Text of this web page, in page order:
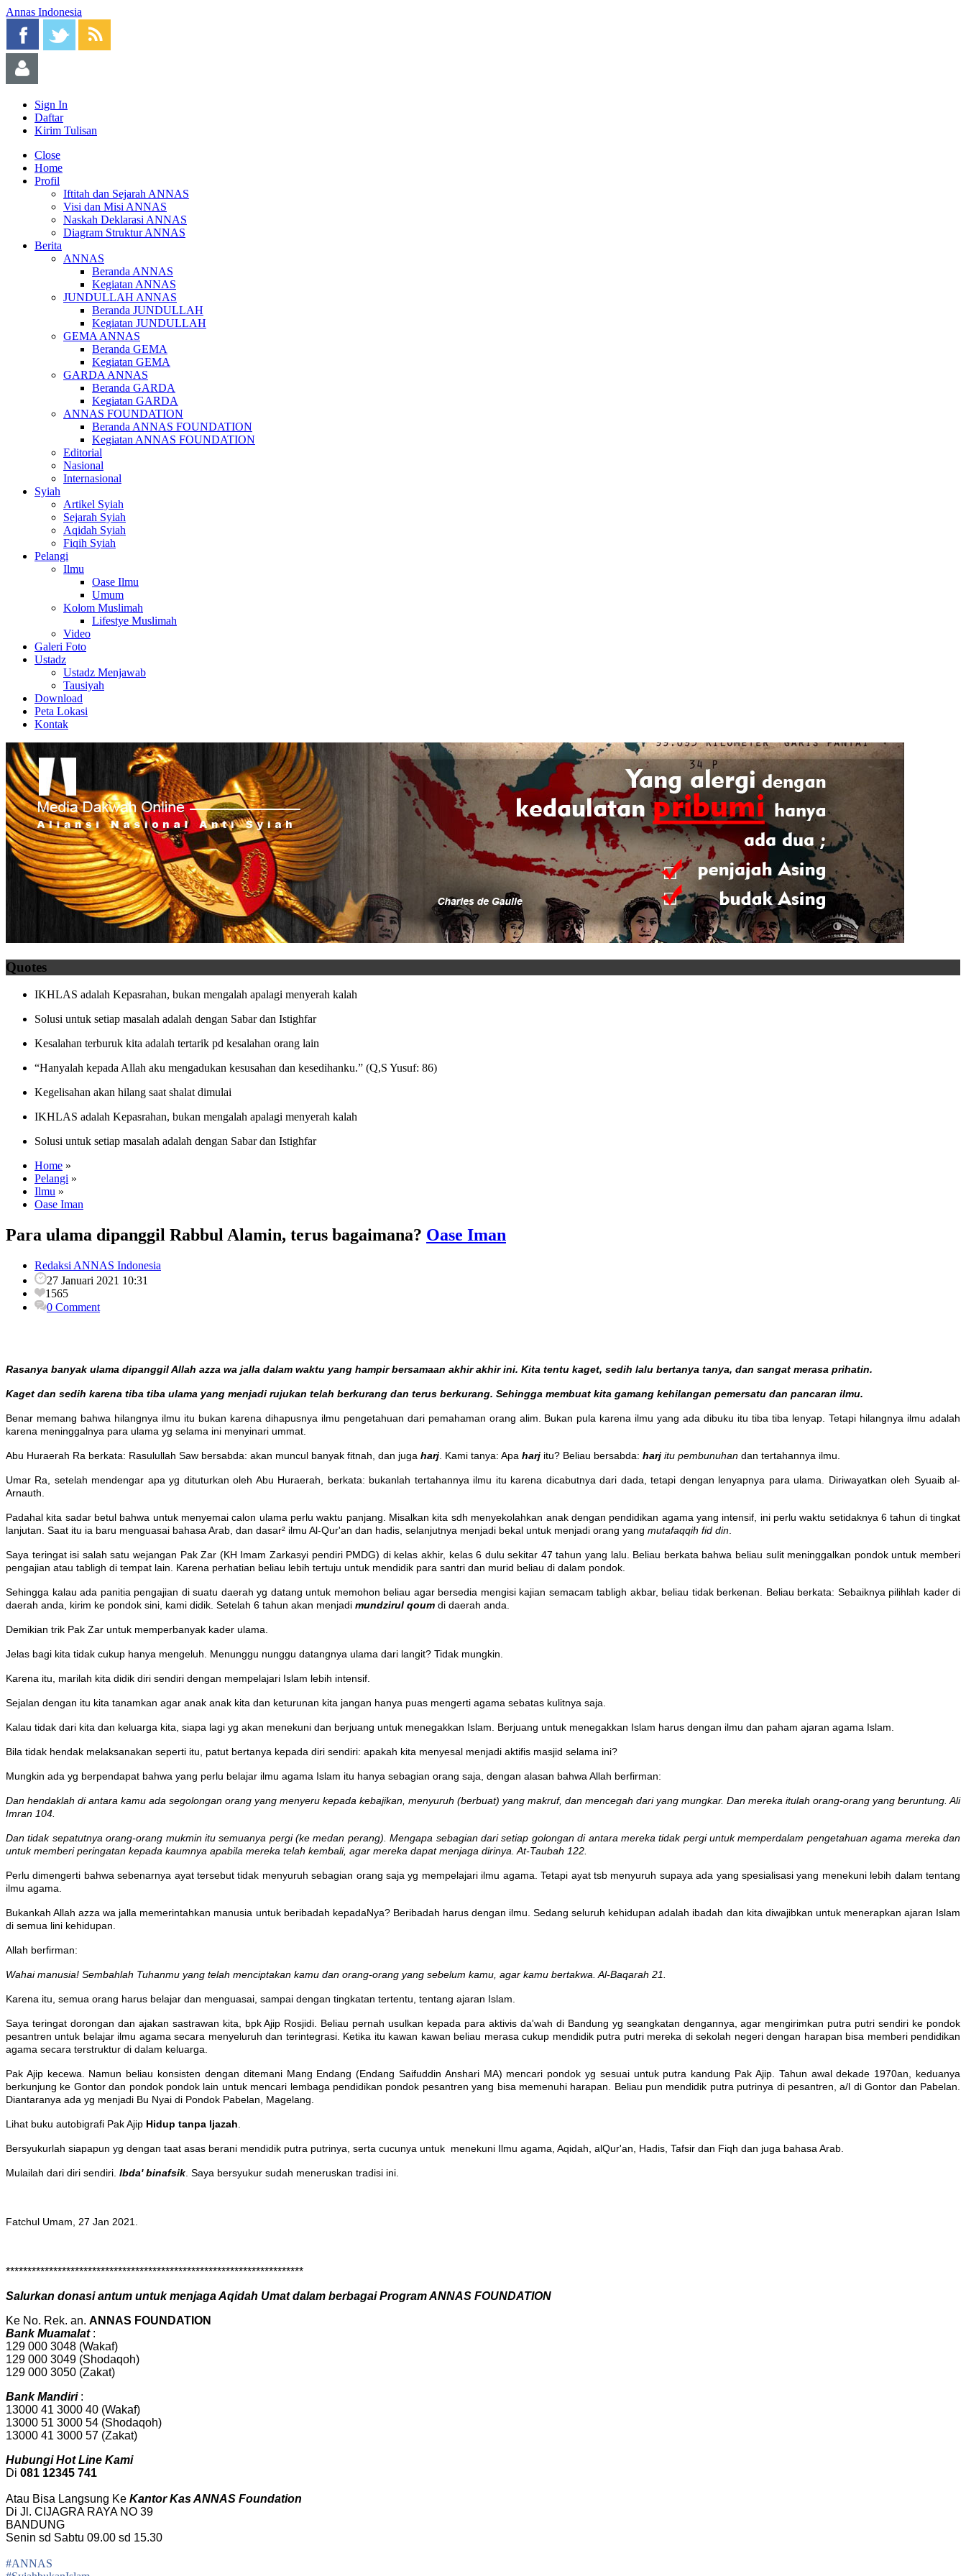
Annas Indonesia
Sign In
Daftar
Kirim Tulisan
Close
Home
Profil
Iftitah dan Sejarah ANNAS
Visi dan Misi ANNAS
Naskah Deklarasi ANNAS
Diagram Struktur ANNAS
Berita
ANNAS
Beranda ANNAS
Kegiatan ANNAS
JUNDULLAH ANNAS
Beranda JUNDULLAH
Kegiatan JUNDULLAH
GEMA ANNAS
Beranda GEMA
Kegiatan GEMA
GARDA ANNAS
Beranda GARDA
Kegiatan GARDA
ANNAS FOUNDATION
Beranda ANNAS FOUNDATION
Kegiatan ANNAS FOUNDATION
Editorial
Nasional
Internasional
Syiah
Artikel Syiah
Sejarah Syiah
Aqidah Syiah
Fiqih Syiah
Pelangi
Ilmu
Oase Ilmu
Umum
Kolom Muslimah
Lifestye Muslimah
Video
Galeri Foto
Ustadz
Ustadz Menjawab
Tausiyah
Download
Peta Lokasi
Kontak
Quotes
IKHLAS adalah Kepasrahan, bukan mengalah apalagi menyerah kalah
Solusi untuk setiap masalah adalah dengan Sabar dan Istighfar
Kesalahan terburuk kita adalah tertarik pd kesalahan orang lain
“Hanyalah kepada Allah aku mengadukan kesusahan dan kesedihanku.” (Q,S Yusuf: 86)
Kegelisahan akan hilang saat shalat dimulai
IKHLAS adalah Kepasrahan, bukan mengalah apalagi menyerah kalah
Solusi untuk setiap masalah adalah dengan Sabar dan Istighfar
Home »
Pelangi »
Ilmu »
Oase Iman
Para ulama dipanggil Rabbul Alamin, terus bagaimana? Oase Iman
Redaksi ANNAS Indonesia
27 Januari 2021 10:31
1565
0 Comment
Rasanya banyak ulama dipanggil Allah azza wa jalla dalam waktu yang hampir bersamaan akhir akhir ini. Kita tentu kaget, sedih lalu bertanya tanya, dan sangat merasa prihatin.
Kaget dan sedih karena tiba tiba ulama yang menjadi rujukan telah berkurang dan terus berkurang. Sehingga membuat kita gamang kehilangan pemersatu dan pancaran ilmu.
Benar memang bahwa hilangnya ilmu itu bukan karena dihapusnya ilmu pengetahuan dari pemahaman orang alim. Bukan pula karena ilmu yang ada dibuku itu tiba tiba lenyap. Tetapi hilangnya ilmu adalah
karena meninggalnya para ulama yg selama ini menyinari ummat.
Abu Huraerah Ra berkata: Rasulullah Saw bersabda: akan muncul banyak fitnah, dan juga harj. Kami tanya: Apa harj itu? Beliau bersabda: harj itu pembunuhan dan tertahannya ilmu.
Umar Ra, setelah mendengar apa yg dituturkan oleh Abu Huraerah, berkata: bukanlah tertahannya ilmu itu karena dicabutnya dari dada, tetapi dengan lenyapnya para ulama. Diriwayatkan oleh Syuaib al-
Arnauth.
Padahal kita sadar betul bahwa untuk menyemai calon ulama perlu waktu panjang. Misalkan kita sdh menyekolahkan anak dengan pendidikan agama yang intensif, ini perlu waktu setidaknya 6 tahun di tingkat
lanjutan. Saat itu ia baru menguasai bahasa Arab, dan dasar² ilmu Al-Qur'an dan hadis, selanjutnya menjadi bekal untuk menjadi orang yang mutafaqqih fid din.
Saya teringat isi salah satu wejangan Pak Zar (KH Imam Zarkasyi pendiri PMDG) di kelas akhir, kelas 6 dulu sekitar 47 tahun yang lalu. Beliau berkata bahwa beliau sulit meninggalkan pondok untuk memberi
pengajian atau tabligh di tempat lain. Karena perhatian beliau lebih tertuju untuk mendidik para santri dan murid beliau di dalam pondok.
Sehingga kalau ada panitia pengajian di suatu daerah yg datang untuk memohon beliau agar bersedia mengisi kajian semacam tabligh akbar, beliau tidak berkenan. Beliau berkata: Sebaiknya pilihlah kader di
daerah anda, kirim ke pondok sini, kami didik. Setelah 6 tahun akan menjadi mundzirul qoum di daerah anda.
Demikian trik Pak Zar untuk memperbanyak kader ulama.
Jelas bagi kita tidak cukup hanya mengeluh. Menunggu nunggu datangnya ulama dari langit? Tidak mungkin.
Karena itu, marilah kita didik diri sendiri dengan mempelajari Islam lebih intensif.
Sejalan dengan itu kita tanamkan agar anak anak kita dan keturunan kita jangan hanya puas mengerti agama sebatas kulitnya saja.
Kalau tidak dari kita dan keluarga kita, siapa lagi yg akan menekuni dan berjuang untuk menegakkan Islam. Berjuang untuk menegakkan Islam harus dengan ilmu dan paham ajaran agama Islam.
Bila tidak hendak melaksanakan seperti itu, patut bertanya kepada diri sendiri: apakah kita menyesal menjadi aktifis masjid selama ini?
Mungkin ada yg berpendapat bahwa yang perlu belajar ilmu agama Islam itu hanya sebagian orang saja, dengan alasan bahwa Allah berfirman:
Dan hendaklah di antara kamu ada segolongan orang yang menyeru kepada kebajikan, menyuruh (berbuat) yang makruf, dan mencegah dari yang mungkar. Dan mereka itulah orang-orang yang beruntung. Ali
Imran 104.
Dan tidak sepatutnya orang-orang mukmin itu semuanya pergi (ke medan perang). Mengapa sebagian dari setiap golongan di antara mereka tidak pergi untuk memperdalam pengetahuan agama mereka dan
untuk memberi peringatan kepada kaumnya apabila mereka telah kembali, agar mereka dapat menjaga dirinya. At-Taubah 122.
Perlu dimengerti bahwa sebenarnya ayat tersebut tidak menyuruh sebagian orang saja yg mempelajari ilmu agama. Tetapi ayat tsb menyuruh supaya ada yang spesialisasi yang menekuni lebih dalam tentang
ilmu agama.
Bukankah Allah azza wa jalla memerintahkan manusia untuk beribadah kepadaNya? Beribadah harus dengan ilmu. Sedang seluruh kehidupan adalah ibadah dan kita diwajibkan untuk menerapkan ajaran Islam
di semua lini kehidupan.
Allah berfirman:
Wahai manusia! Sembahlah Tuhanmu yang telah menciptakan kamu dan orang-orang yang sebelum kamu, agar kamu bertakwa. Al-Baqarah 21.
Karena itu, semua orang harus belajar dan menguasai, sampai dengan tingkatan tertentu, tentang ajaran Islam.
Saya teringat dorongan dan ajakan sastrawan kita, bpk Ajip Rosjidi. Beliau pernah usulkan kepada para aktivis da'wah di Bandung yg seangkatan dengannya, agar mengirimkan putra putri sendiri ke pondok
pesantren untuk belajar ilmu agama secara menyeluruh dan terintegrasi. Ketika itu kawan kawan beliau merasa cukup mendidik putra putri mereka di sekolah negeri dengan harapan bisa memberi pendidikan
agama secara terstruktur di dalam keluarga.
Pak Ajip kecewa. Namun beliau konsisten dengan ditemani Mang Endang (Endang Saifuddin Anshari MA) mencari pondok yg sesuai untuk putra kandung Pak Ajip. Tahun awal dekade 1970an, keduanya
berkunjung ke Gontor dan pondok pondok lain untuk mencari lembaga pendidikan pondok pesantren yang bisa memenuhi harapan. Beliau pun mendidik putra putrinya di pesantren, a/l di Gontor dan Pabelan.
Diantaranya ada yg menjadi Bu Nyai di Pondok Pabelan, Magelang.
Lihat buku autobigrafi Pak Ajip Hidup tanpa Ijazah.
Bersyukurlah siapapun yg dengan taat asas berani mendidik putra putrinya, serta cucunya untuk menekuni Ilmu agama, Aqidah, alQur'an, Hadis, Tafsir dan Fiqh dan juga bahasa Arab.
Mulailah dari diri sendiri. Ibda' binafsik. Saya bersyukur sudah meneruskan tradisi ini.
Fatchul Umam, 27 Jan 2021.
*********************************************************************
Salurkan donasi antum untuk menjaga Aqidah Umat dalam berbagai Program ANNAS FOUNDATION
Ke No. Rek. an. ANNAS FOUNDATION
Bank Muamalat:
129 000 3048 (Wakaf)
129 000 3049 (Shodaqoh)
129 000 3050 (Zakat)
Bank Mandiri:
13000 41 3000 40 (Wakaf)
13000 51 3000 54 (Shodaqoh)
13000 41 3000 57 (Zakat)
Hubungi Hot Line Kami
Di 081 12345 741
Atau Bisa Langsung Ke Kantor Kas ANNAS Foundation
Di Jl. CIJAGRA RAYA NO 39
BANDUNG
Senin sd Sabtu 09.00 sd 15.30
#ANNAS